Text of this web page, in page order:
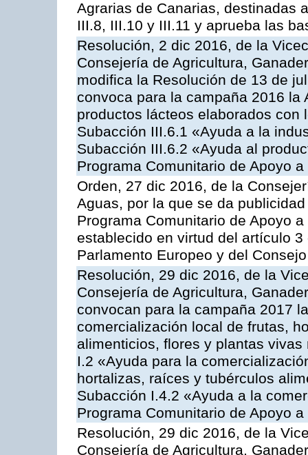
Agrarias de Canarias, destinadas
III.8, III.10 y III.11 y aprueba las
Resolución, 2 dic 2016, de la
Consejería de Agricultura,
modifica la Resolución de 13 de
convoca para la campaña 2016
productos lácteos elaborados
Subacción III.6.1 «Ayuda a la
Subacción III.6.2 «Ayuda al
Programa Comunitario de Apoyo
Orden, 27 dic 2016, de la
Aguas, por la que se da
Programa Comunitario de Apoyo
establecido en virtud del artículo
Parlamento Europeo y del Consejo
Resolución, 29 dic 2016, de la
Consejería de Agricultura,
convocan para la campaña 2017
comercialización local de frutas,
alimenticios, flores y plantas
I.2 «Ayuda para la
hortalizas, raíces y tubérculos
Subacción I.4.2 «Ayuda a la
Programa Comunitario de Apoyo
Resolución, 29 dic 2016, de la
Consejería de Agricultura,